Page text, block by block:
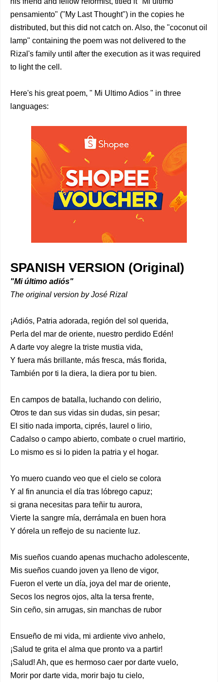
pensamiento" ("My Last Thought") in the copies he
distributed, but this did not catch on. Also, the "coconut oil
lamp" containing the poem was not delivered to the
Rizal's family until after the execution as it was required
to light the cell.
Here's his great poem, " Mi Ultimo Adios " in three
languages:
SPANISH VERSION (Original)
"Mi último adiós"
The original version by José Rizal
¡Adiós, Patria adorada, región del sol querida,
Perla del mar de oriente, nuestro perdido Edén!
A darte voy alegre la triste mustia vida,
Y fuera más brillante, más fresca, más florida,
También por ti la diera, la diera por tu bien.
En campos de batalla, luchando con delirio,
Otros te dan sus vidas sin dudas, sin pesar;
El sitio nada importa, ciprés, laurel o lirio,
Cadalso o campo abierto, combate o cruel martirio,
Lo mismo es si lo piden la patria y el hogar.
Yo muero cuando veo que el cielo se colora
Y al fin anuncia el día tras lóbrego capuz;
si grana necesitas para teñir tu aurora,
Vierte la sangre mía, derrámala en buen hora
Y dórela un reflejo de su naciente luz.
Mis sueños cuando apenas muchacho adolescente,
Mis sueños cuando joven ya lleno de vigor,
Fueron el verte un día, joya del mar de oriente,
Secos los negros ojos, alta la tersa frente,
Sin ceño, sin arrugas, sin manchas de rubor
Ensueño de mi vida, mi ardiente vivo anhelo,
¡Salud te grita el alma que pronto va a partir!
¡Salud! Ah, que es hermoso caer por darte vuelo,
Morir por darte vida, morir bajo tu cielo,